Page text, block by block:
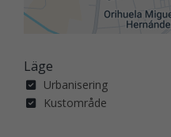
Läge
Urbanisering
Kustområde